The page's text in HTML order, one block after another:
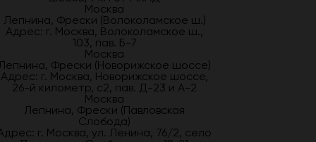
Москва
Лепнина, Фрески (Волоколамское ш.)
Адрес: г. Москва, Волоколамское ш.,
103, пав. Б-7
Москва
Фрески (Новорижское шоссе)
Адрес: г. Москва, Новорижское шоссе,
26-й километр, с2, пав. Д-23 и А-2
Москва
Лепнина, Фрески (Павловская
Слобода)
г. Москва, ул. Ленина, 76/2, село